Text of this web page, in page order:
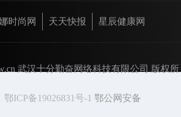
时尚网 天天快报 星辰健康网
武汉十分勤奋网络科技有限公司 版权所
鄂ICP备19026831号-1 鄂公网安备